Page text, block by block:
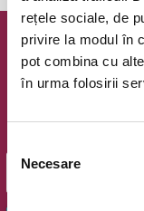
rețele sociale, de
privire la modul în
pot combina cu
în urma folosirii
consimțământului
Necesare